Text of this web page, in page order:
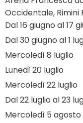
Occidentale, Rimini
Dal 16 giugno al 17
Dal 30 giugno al 1
Mercoledì 8 luglio
Lunedì 20 luglio
Mercoledì 22 luglio
Dal 22 luglio al 23
Mercoledì 5 agosto